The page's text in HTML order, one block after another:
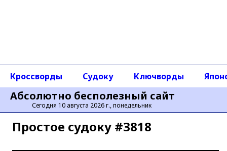
Абсолютно бесполезный сайт
Сегодня 10 августа 2026 г., понедельник
Кроссворды Судоку Ключворды
Простое cудоку #3818